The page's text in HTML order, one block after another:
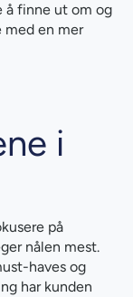
å finne ut om og
med en mer
i
på
nålen mest.
haves og
har kunden